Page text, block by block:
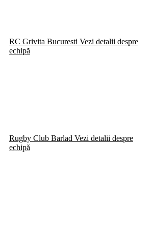
RC Grivita Bucuresti Vezi detalii despre
echipă
Rugby Club Barlad Vezi detalii despre
echipă